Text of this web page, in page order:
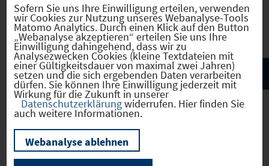
Kommunale Infrastruktur
Rudelzhausen(09178122)
Sofern Sie uns Ihre Einwilligung erteilen, verwenden
wir Cookies zur Nutzung unseres Webanalyse-Tools
Matomo Analytics. Durch einen Klick auf den Button
„Webanalyse akzeptieren“ erteilen Sie uns Ihre
Einwilligung dahingehend, dass wir zu
Analysezwecken Cookies (kleine Textdateien mit
einer Gültigkeitsdauer von maximal zwei Jahren)
setzen und die sich ergebenden Daten verarbeiten
dürfen. Sie können Ihre Einwilligung jederzeit mit
Wirkung für die Zukunft in unserer
Datenschutzerklärungwiderrufen. Hier finden Sie
auch weitere Informationen.
Webanalyse ablehnen